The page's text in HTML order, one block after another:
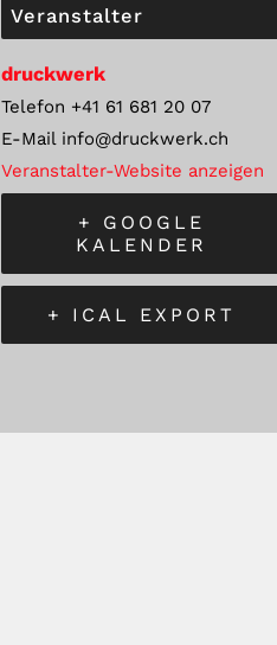
Veranstalter
druckwerk
Telefon +41 61 681 20 07
E-Mail info@druckwerk.ch
Veranstalter-Website anzeigen
+ GOOGLE
KALENDER
+ ICAL EXPORT